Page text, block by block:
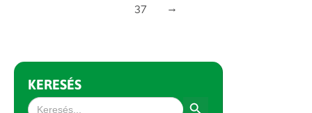
37
→
KERESÉS
Search